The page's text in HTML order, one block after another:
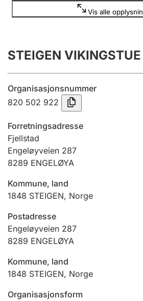
Årsregnskap
Innsending og forsinkelsesgebyr
Jeger
Betaling og jegeravgiftskort
Ektepaktveileder
Offentlig sektor
Andre tema
Vis alle
STEIGEN
Organisasjonsnummer
820 502 922
Forretningsadresse
Fjellstad
Engeløyveien 287
8289 ENGELØYA
Kommune, land
1848 STEIGEN, Norge
Postadresse
Engeløyveien 287
8289 ENGELØYA
Kommune, land
1848 STEIGEN, Norge
Organisasjonsform